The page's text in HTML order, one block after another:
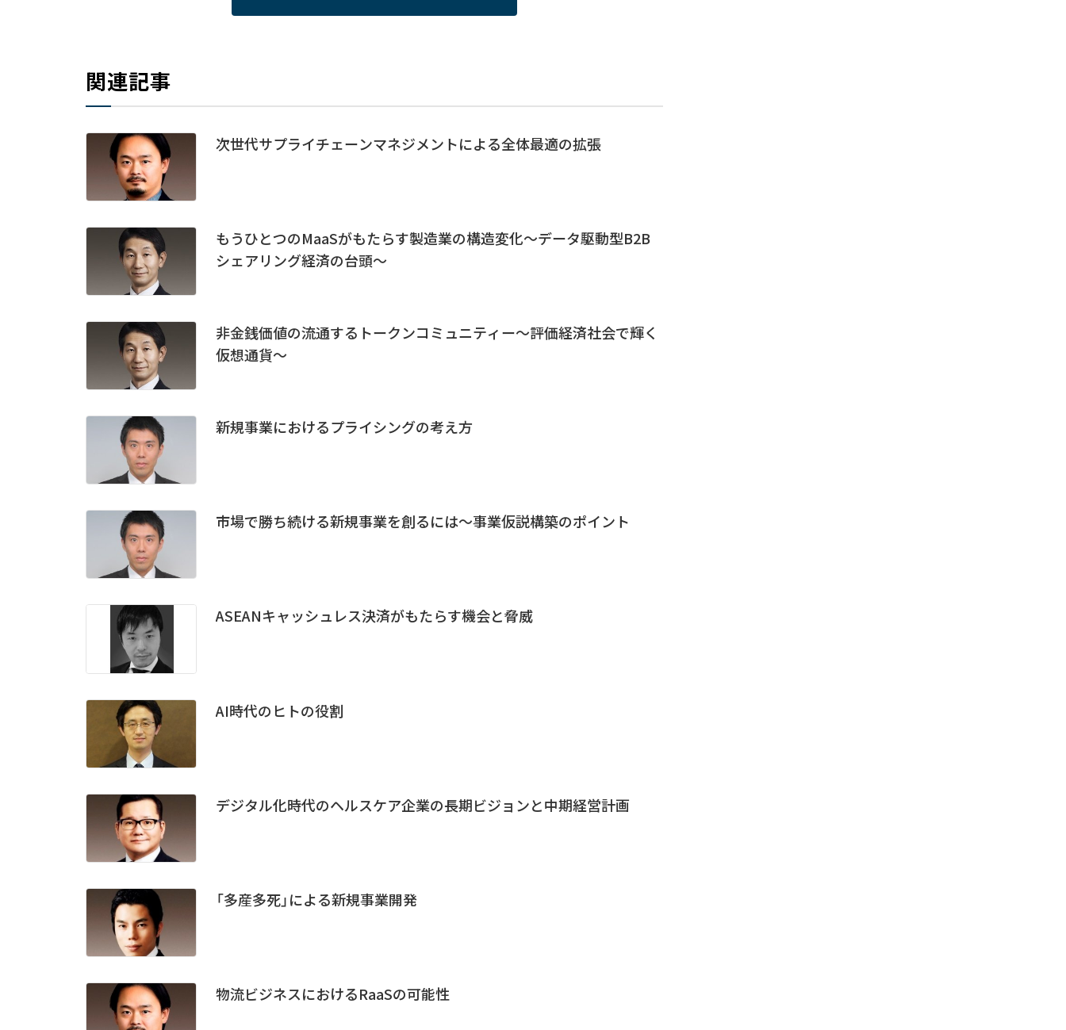
関連記事
次世代サプライチェーンマネジメントによる全体最適の拡張
もうひとつのMaaSがもたらす製造業の構造変化～データ駆動型B2B
シェアリング経済の台頭～
非金銭価値の流通するトークンコミュニティー～評価経済社会で輝く
仮想通貨～
新規事業におけるプライシングの考え方
市場で勝ち続ける新規事業を創るには～事業仮説構築のポイント
ASEANキャッシュレス決済がもたらす機会と脅威
AI時代のヒトの役割
デジタル化時代のヘルスケア企業の長期ビジョンと中期経営計画
「多産多死」による新規事業開発
物流ビジネスにおけるRaaSの可能性